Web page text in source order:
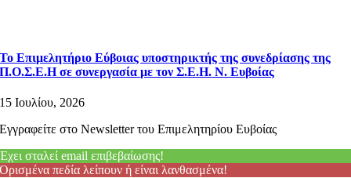
Το Επιμελητήριο Εύβοιας υποστηρικτής της συνεδρίασης της
Π.Ο.Σ.Ε.Η σε συνεργασία με τον Σ.Ε.Η. Ν. Ευβοίας
15 Ιουλίου, 2026
Εγγραφείτε στο Newsletter του Επιμελητηρίου Ευβοίας
Έχει σταλεί email επιβεβαίωσης!
Ορισμένα πεδία λείπουν ή είναι λανθασμένα!